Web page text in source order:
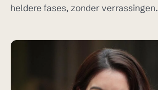
heldere fases, zonder verrassingen.